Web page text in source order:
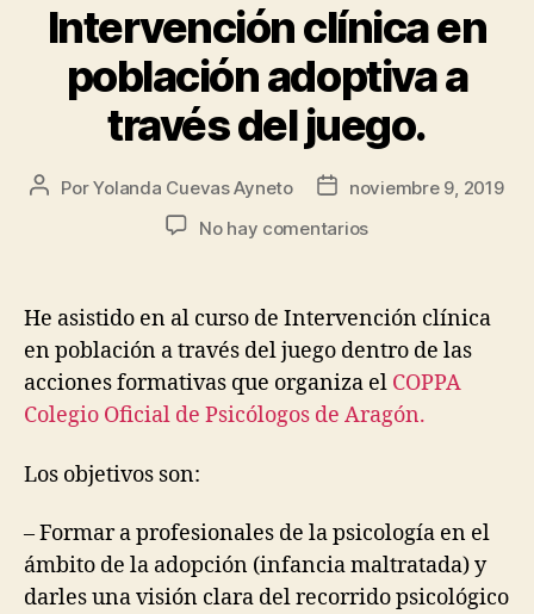
Intervención clínica en
población adoptiva a
través del juego.
PorYolanda Cuevas Ayneto
noviembre 9, 2019
No hay comentarios
He asistido en al curso de Intervención clínica
en población a través del juego dentro de las
acciones formativas que organiza el COPPA
Colegio Oficial de Psicólogos de Aragón.
Los objetivos son:
– Formar a profesionales de la psicología en el
ámbito de la adopción (infancia maltratada) y
darles una visión clara del recorrido psicológico